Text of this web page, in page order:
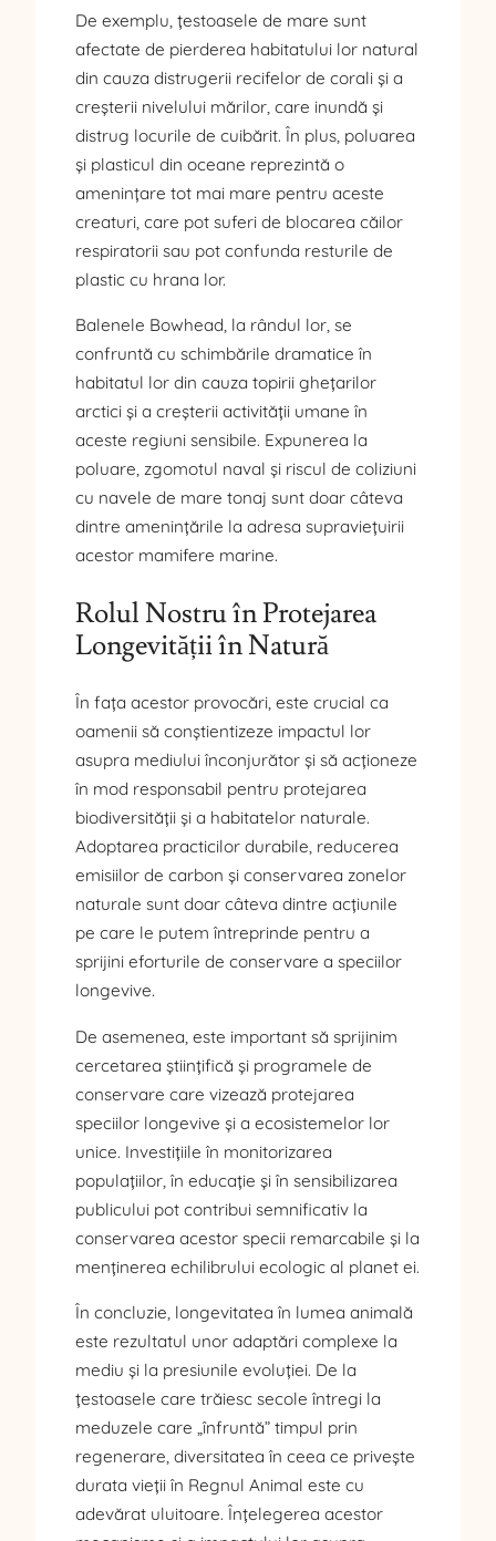
De exemplu, țestoasele de mare sunt
afectate de pierderea habitatului lor natural
din cauza distrugerii recifelor de corali și a
creșterii nivelului mărilor, care inundă și
distrug locurile de cuibărit. În plus, poluarea
și plasticul din oceane reprezintă o
amenințare tot mai mare pentru aceste
creaturi, care pot suferi de blocarea căilor
respiratorii sau pot confunda resturile de
plastic cu hrana lor.
Balenele Bowhead, la rândul lor, se
confruntă cu schimbările dramatice în
habitatul lor din cauza topirii ghețarilor
arctici și a creșterii activității umane în
aceste regiuni sensibile. Expunerea la
poluare, zgomotul naval și riscul de coliziuni
cu navele de mare tonaj sunt doar câteva
dintre amenințările la adresa supraviețuirii
acestor mamifere marine.
Rolul Nostru în Protejarea
Longevității în Natură
În fața acestor provocări, este crucial ca
oamenii să conștientizeze impactul lor
asupra mediului înconjurător și să acționeze
în mod responsabil pentru protejarea
biodiversității și a habitatelor naturale.
Adoptarea practicilor durabile, reducerea
emisiilor de carbon și conservarea zonelor
naturale sunt doar câteva dintre acțiunile
pe care le putem întreprinde pentru a
sprijini eforturile de conservare a speciilor
longevive.
De asemenea, este important să sprijinim
cercetarea științifică și programele de
conservare care vizează protejarea
speciilor longevive și a ecosistemelor lor
unice. Investițiile în monitorizarea
populațiilor, în educație și în sensibilizarea
publicului pot contribui semnificativ la
conservarea acestor specii remarcabile și la
menținerea echilibrului ecologic al planet ei.
În concluzie, longevitatea în lumea animală
este rezultatul unor adaptări complexe la
mediu și la presiunile evoluției. De la
țestoasele care trăiesc secole întregi la
meduzele care „înfruntă” timpul prin
regenerare, diversitatea în ceea ce privește
durata vieții în Regnul Animal este cu
adevărat uluitoare. Înțelegerea acestor